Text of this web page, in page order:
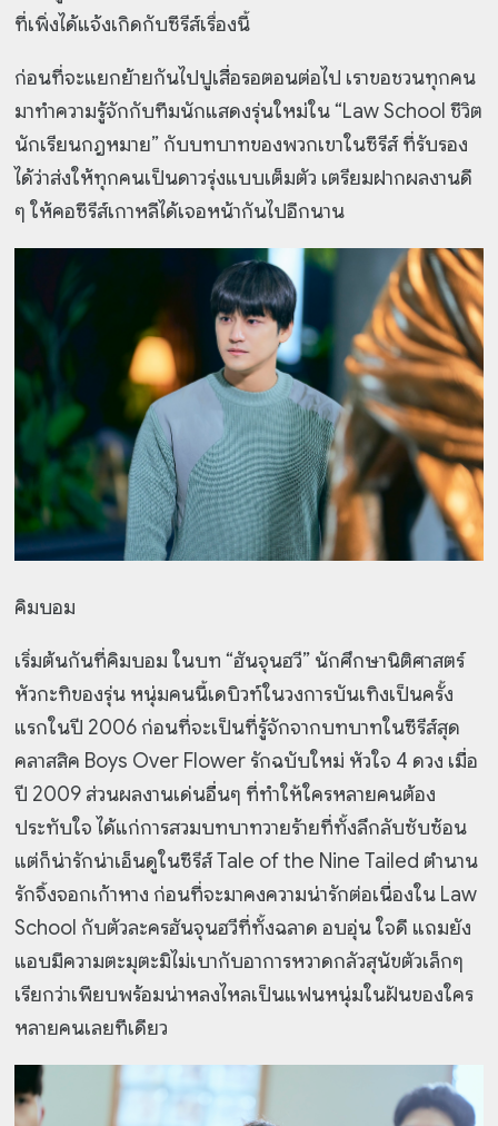
ที่เพิ่งได้แจ้งเกิดกับซีรีส์เรื่องนี้
ก่อนที่จะแยกย้ายกันไปปูเสื่อรอตอนต่อไป เราขอชวนทุกคน
มาทำความรู้จักกับทีมนักแสดงรุ่นใหม่ใน “Law School ชีวิต
นักเรียนกฎหมาย” กับบทบาทของพวกเขาในซีรีส์ ที่รับรอง
ได้ว่าส่งให้ทุกคนเป็นดาวรุ่งแบบเต็มตัว เตรียมฝากผลงานดี
ๆ ให้คอซีรีส์เกาหลีได้เจอหน้ากันไปอีกนาน
คิมบอม
เริ่มต้นกันที่คิมบอม ในบท “ฮันจุนฮวี” นักศึกษานิติศาสตร์
หัวกะทิของรุ่น หนุ่มคนนี้เดบิวท์ในวงการบันเทิงเป็นครั้ง
แรกในปี 2006 ก่อนที่จะเป็นที่รู้จักจากบทบาทในซีรีส์สุด
คลาสสิค Boys Over Flower รักฉบับใหม่ หัวใจ 4 ดวง เมื่อ
ปี 2009 ส่วนผลงานเด่นอื่นๆ ที่ทำให้ใครหลายคนต้อง
ประทับใจ ได้แก่การสวมบทบาทวายร้ายที่ทั้งลึกลับซับซ้อน
แต่ก็น่ารักน่าเอ็นดูในซีรีส์ Tale of the Nine Tailed ตำนาน
รักจิ้งจอกเก้าหาง ก่อนที่จะมาคงความน่ารักต่อเนื่องใน Law
School กับตัวละครฮันจุนฮวีที่ทั้งฉลาด อบอุ่น ใจดี แถมยัง
แอบมีความตะมุตะมิไม่เบากับอาการหวาดกลัวสุนัขตัวเล็กๆ
เรียกว่าเพียบพร้อมน่าหลงไหลเป็นแฟนหนุ่มในฝันของใคร
หลายคนเลยทีเดียว